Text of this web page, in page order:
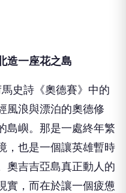
造一座花之島
史詩《奧德賽》中的
風浪與漂泊的奧德修
島嶼。那是一處終年繁
，也是一個讓英雄暫時
奧吉吉亞島真正動人的
實，而在於讓一個疲憊